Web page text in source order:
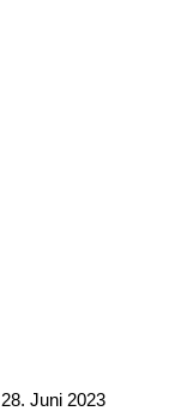
28. Juni 2023